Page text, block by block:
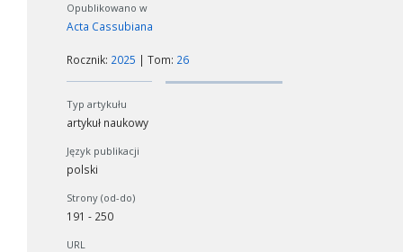
Opublikowano w
Acta Cassubiana
Rocznik: 2025 | Tom: 26
Typ artykułu
artykuł naukowy
Język publikacji
polski
Strony (od-do)
191 - 250
URL